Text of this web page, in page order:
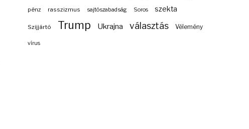
pénz rasszizmus sajtószabadság Soros szekta
Szijjártó Trump Ukrajna választás Vélemény
vírus